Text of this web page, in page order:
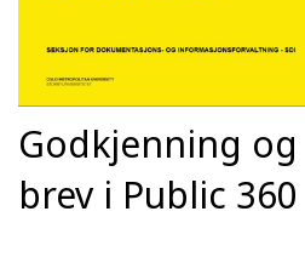
Godkjenning
brev i Public 360